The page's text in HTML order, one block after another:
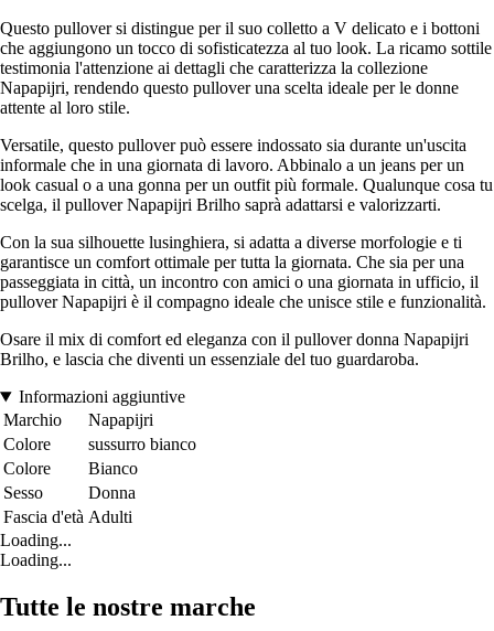
Questo pullover si distingue per il suo colletto a V delicato e i bottoni
che aggiungono un tocco di sofisticatezza al tuo look. La ricamo sottile
testimonia l'attenzione ai dettagli che caratterizza la collezione
Napapijri, rendendo questo pullover una scelta ideale per le donne
attente al loro stile.
Versatile, questo pullover può essere indossato sia durante un'uscita
informale che in una giornata di lavoro. Abbinalo a un jeans per un
look casual o a una gonna per un outfit più formale. Qualunque cosa tu
scelga, il pullover Napapijri Brilho saprà adattarsi e valorizzarti.
Con la sua silhouette lusinghiera, si adatta a diverse morfologie e ti
garantisce un comfort ottimale per tutta la giornata. Che sia per una
passeggiata in città, un incontro con amici o una giornata in ufficio, il
pullover Napapijri è il compagno ideale che unisce stile e funzionalità.
Osare il mix di comfort ed eleganza con il pullover donna Napapijri
Brilho, e lascia che diventi un essenziale del tuo guardaroba.
Informazioni aggiuntive
Marchio
Napapijri
Colore
sussurro bianco
Colore
Bianco
Sesso
Donna
Fascia d'età Adulti
Loading...
Loading...
Tutte le nostre marche